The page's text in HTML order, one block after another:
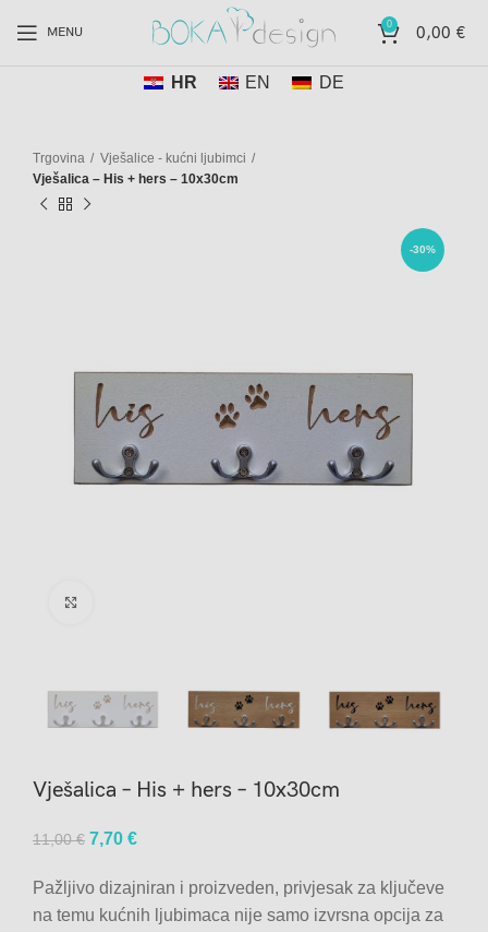
MENU 0 0,00 €
HR EN DE
Trgovina
Vješalice - kućni ljubimci
Vješalica – His + hers – 10x30cm
-30%
Vješalica – His + hers – 10x30cm
11,00€ Original
was:
11,00 €.
7,70 €Current
is:
7,70 €.
Pažljivo dizajniran i proizveden, privjesak za ključeve
na temu kućnih ljubimaca nije samo izvrsna opcija za